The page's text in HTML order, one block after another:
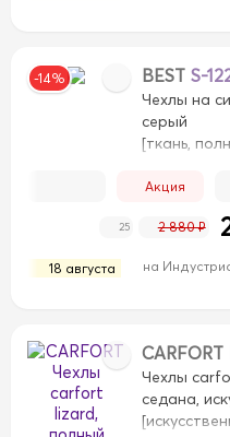
-14% BEST S-
Чехлы на
серый
[ткань,
Акция
18 августа на
25 2 880 ₽
CARFORT
Чехлы
седана,